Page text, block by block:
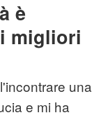
è
migliori
una
e mi ha